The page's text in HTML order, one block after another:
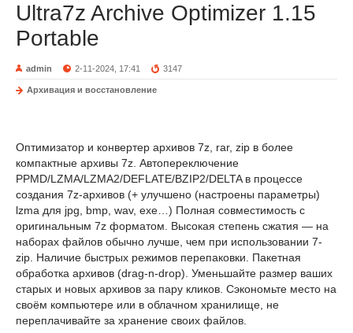
Ultra7z Archive Optimizer 1.15
Portable
admin 2-11-2024, 17:41 3147
Архивация и восстановление
Оптимизатор и конвертер архивов 7z, rar, zip в более
компактные архивы 7z. Автопереключение
PPMD/LZMA/LZMA2/DEFLATE/BZIP2/DELTA в процессе
создания 7z-архивов (+ улучшено (настроены параметры)
lzma для jpg, bmp, wav, exe…) Полная совместимость с
оригинальным 7z форматом. Высокая степень сжатия — на
наборах файлов обычно лучше, чем при использовании 7-
zip. Наличие быстрых режимов перепаковки. Пакетная
обработка архивов (drag-n-drop). Уменьшайте размер ваших
старых и новых архивов за пару кликов. Сэкономьте место на
своём компьютере или в облачном хранилище, не
переплачивайте за хранение своих файлов.